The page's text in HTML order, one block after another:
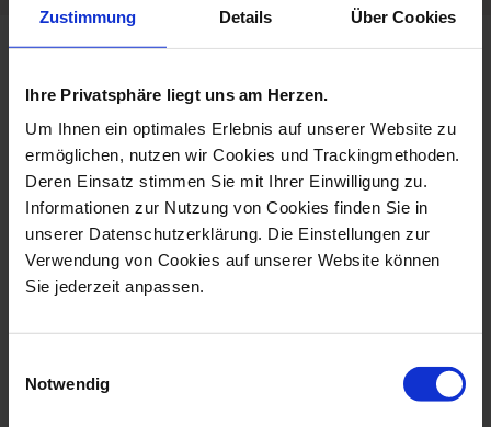
Zustimmung Details Über Cookies
Ihre Privatsphäre liegt uns am Herzen.
Um Ihnen ein optimales Erlebnis auf unserer Website zu
ermöglichen, nutzen wir Cookies und Trackingmethoden.
Deren Einsatz stimmen Sie mit Ihrer Einwilligung zu.
Informationen zur Nutzung von Cookies finden Sie in
unserer Datenschutzerklärung. Die Einstellungen zur
Verwendung von Cookies auf unserer Website können
Sie jederzeit anpassen.
Notwendig
collection
Asian Man With Parasol,
Asian Woman With